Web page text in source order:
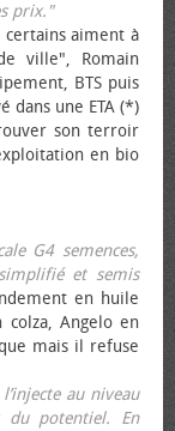
prix."
certains aiment à
ville", Romain
BTS puis
dans une ETA (*)
son terroir
en bio
G4 semences,
et semis
en huile
Angelo en
mais il refuse
au niveau
du potentiel. En